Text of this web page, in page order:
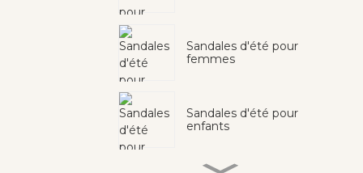
Sandales d'été pour
femmes
Sandales d'été pour
enfants